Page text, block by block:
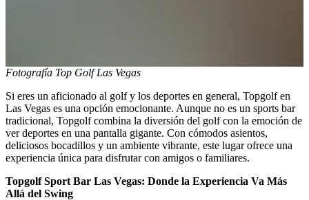
Fotografía Top Golf Las Vegas
Si eres un aficionado al golf y los deportes en general, Topgolf en
Las Vegas es una opción emocionante. Aunque no es un sports bar
tradicional, Topgolf combina la diversión del golf con la emoción de
ver deportes en una pantalla gigante. Con cómodos asientos,
deliciosos bocadillos y un ambiente vibrante, este lugar ofrece una
experiencia única para disfrutar con amigos o familiares.
Topgolf Sport Bar Las Vegas: Donde la Experiencia Va Más
Allá del Swing